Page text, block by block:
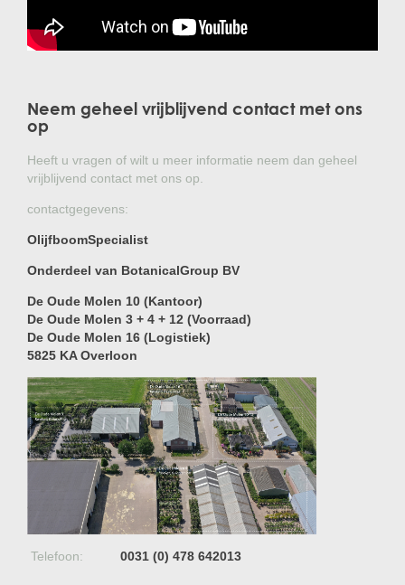
Neem geheel vrijblijvend contact met ons
op
Heeft u vragen of wilt u meer informatie neem dan geheel
vrijblijvend contact met ons op.
contactgegevens:
OlijfboomSpecialist
Onderdeel van BotanicalGroup BV
De Oude Molen 10 (Kantoor)
De Oude Molen 3 + 4 + 12 (Voorraad)
De Oude Molen 16 (Logistiek)
5825 KA Overloon
Telefoon: 0031 (0) 478 642013